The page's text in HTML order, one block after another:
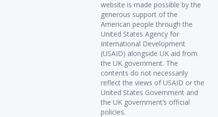
website is made possible by the
generous support of the
American people through the
United States Agency for
International Development
(USAID) alongside UK aid from
the UK government. The
contents do not necessarily
reflect the views of USAID or the
United States Government and
the UK government’s official
policies.